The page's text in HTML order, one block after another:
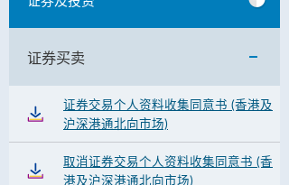
证券买卖
证券交易个人资料收集同意书 (香港及
沪深港通北向市场)
取消证券交易个人资料收集同意书 (香
港及沪深港通北向市场)